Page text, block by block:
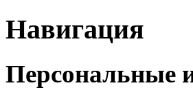
Навигация
Персональные